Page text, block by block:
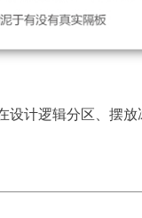
计逻辑分区、摆